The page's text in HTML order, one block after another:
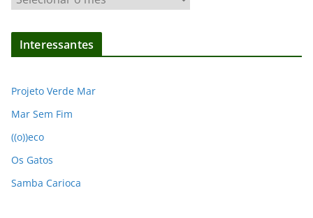
q
s
Interessantes
Projeto Verde Mar
Mar Sem Fim
((o))eco
Os Gatos
Samba Carioca